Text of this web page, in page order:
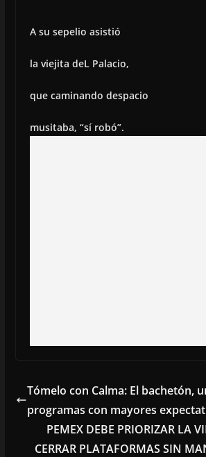
A su sepelio asistió
la viejita deL Palacio,
que caminando despacio
musitaba, “sí robó”.
Tómelo con Calma: El bachetón,
programas con mayores
PEMEX DEBE PRIORIZAR LA
CERRAR PLATAFORMAS SIN